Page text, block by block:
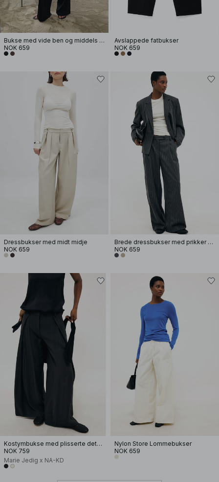
Bukse med vide ben og middels liv
NOK 659
Avslappede fatbukser
NOK 659
Dressbukser med midt midje
NOK 659
Brede dressbukser med prikker og lavt liv
NOK 659
Kostymbukse med plisserte detaljer
NOK 759
Marie Jedig x NA-KD
Nylon Store Lommebukser
NOK 659